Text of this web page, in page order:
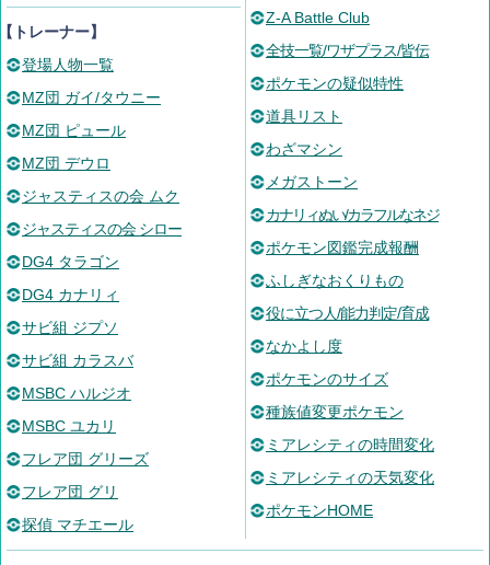
トレーナー】
登場人物一覧
MZ団 ガイ/タウニー
MZ団 ピュール
MZ団 デウロ
ジャスティスの会 ムク
ジャスティスの会 シロー
DG4 タラゴン
DG4 カナリィ
サビ組 ジプソ
サビ組 カラスバ
MSBC ハルジオ
MSBC ユカリ
フレア団 グリーズ
フレア団 グリ
探偵 マチエール
Z-A Battle Club
全技一覧/ワザプラス/皆伝
ポケモンの疑似特性
道具リスト
わざマシン
メガストーン
カナリィぬい/カラフルなネジ
ポケモン図鑑完成報酬
ふしぎなおくりもの
役に立つ人/能力判定/育成
なかよし度
ポケモンのサイズ
種族値変更ポケモン
ミアレシティの時間変化
ミアレシティの天気変化
ポケモンHOME